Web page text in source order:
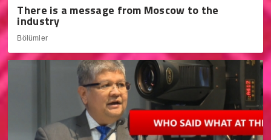
There is a message from Moscow to the
industry
Bölümler